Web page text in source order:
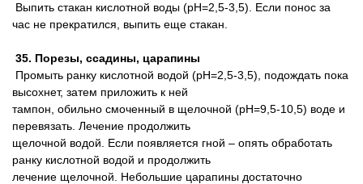
Выпить стакан кислотной воды (pH=2,5-3,5). Если понос за
час не прекратился, выпить еще стакан.
35. Порезы, ссадины, царапины
Промыть ранку кислотной водой (pH=2,5-3,5), подождать пока
высохнет, затем приложить к ней
тампон, обильно смоченный в щелочной (pH=9,5-10,5) воде и
перевязать. Лечение продолжить
щелочной водой. Если появляется гной – опять обработать
ранку кислотной водой и продолжить
лечение щелочной. Hебольшие царапины достаточно